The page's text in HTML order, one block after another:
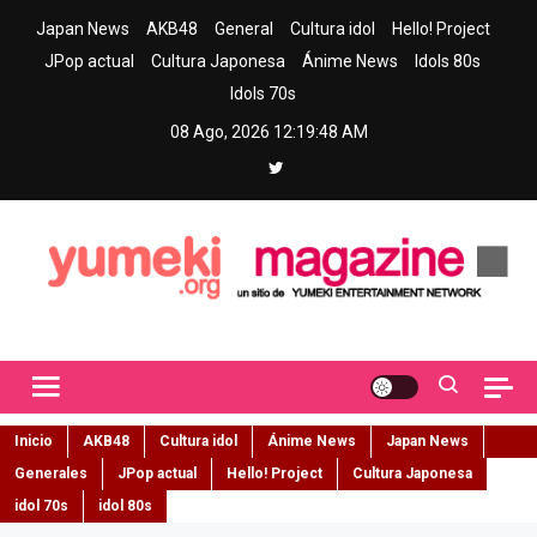
Japan News AKB48 General Cultura idol
Hello! Project
JPop actual
Cultura Japonesa Ánime News
Idols 80s
Idols 70s
08 Ago, 2026 12:19:49 AM
Inicio AKB48 Cultura idol Ánime News
Japan News
Generales
JPop actual Hello! Project
Cultura Japonesa
idol 70s
idol 80s